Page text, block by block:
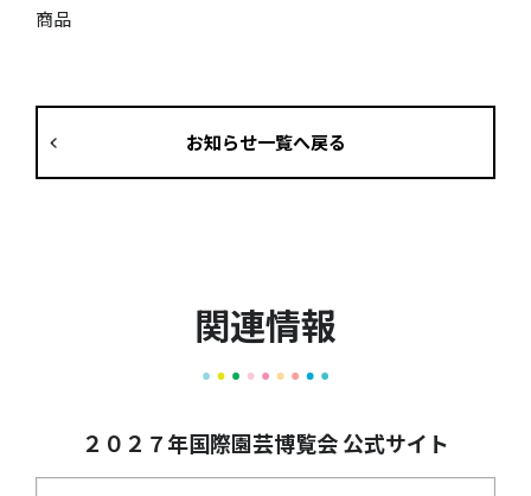
商品
お知らせ一覧へ戻る
関連情報
２０２７年国際園芸博覧会 公式サイト